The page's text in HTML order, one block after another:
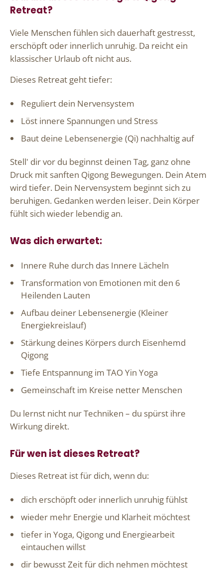
Retreat?
Viele Menschen fühlen sich dauerhaft gestresst,
erschöpft oder innerlich unruhig. Da reicht ein
klassischer Urlaub oft nicht aus.
Dieses Retreat geht tiefer:
Reguliert dein Nervensystem
Löst innere Spannungen und Stress
Baut deine Lebensenergie (Qi) nachhaltig auf
Stell' dir vor du beginnst deinen Tag, ganz ohne
Druck mit sanften Qigong Bewegungen. Dein Atem
wird tiefer. Dein Nervensystem beginnt sich zu
beruhigen. Gedanken werden leiser. Dein Körper
fühlt sich wieder lebendig an.
Was dich erwartet:
Innere Ruhe durch das Innere Lächeln
Transformation von Emotionen mit den 6
Heilenden Lauten
Aufbau deiner Lebensenergie (Kleiner
Energiekreislauf)
Stärkung deines Körpers durch Eisenhemd
Qigong
Tiefe Entspannung im TAO Yin Yoga
Gemeinschaft im Kreise netter Menschen
Du lernst nicht nur Techniken – du spürst ihre
Wirkung direkt.
Für wen ist dieses Retreat?
Dieses Retreat ist für dich, wenn du:
dich erschöpft oder innerlich unruhig fühlst
wieder mehr Energie und Klarheit möchtest
tiefer in Yoga, Qigong und Energiearbeit
eintauchen willst
dir bewusst Zeit für dich nehmen möchtest